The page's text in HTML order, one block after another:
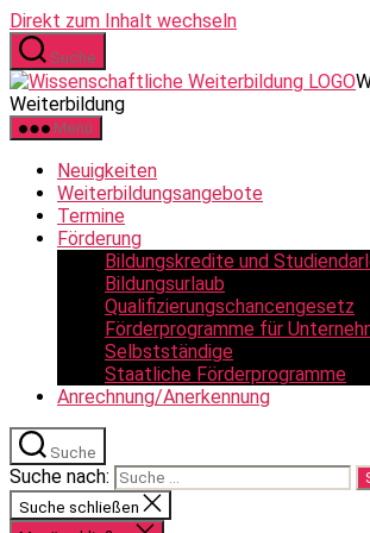
Direkt zum Inhalt wechseln
Suche
Weiterbildung
Menü
Neuigkeiten
Weiterbildungsangebote
Termine
Förderung
Bildungskredite und
Bildungsurlaub
Qualifizierungschancengesetz
Förderprogramme für
Selbstständige
Staatliche Förderprogramme
Anrechnung/Anerkennung
Suche
Suche nach:
Suche schließen